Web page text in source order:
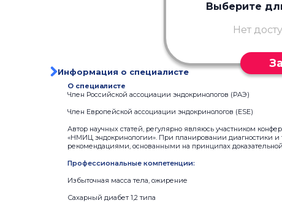
Выберите
Нет
Информация о специалисте
О специалисте
Член Российской ассоциации эндокринологов (РАЭ)
Член Европейской ассоциации эндокринологов (ESE)
Автор научных статей, регулярно являюсь участником
«НМИЦ эндокринологии». При планировании диагностики
рекомендациями, основанными на принципах
Профессиональные компетенции:
Избыточная масса тела, ожирение
Сахарный диабет 1,2 типа